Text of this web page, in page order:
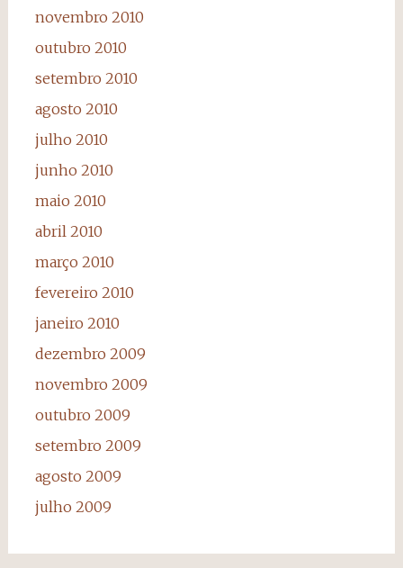
novembro 2010
outubro 2010
setembro 2010
agosto 2010
julho 2010
junho 2010
maio 2010
abril 2010
março 2010
fevereiro 2010
janeiro 2010
dezembro 2009
novembro 2009
outubro 2009
setembro 2009
agosto 2009
julho 2009